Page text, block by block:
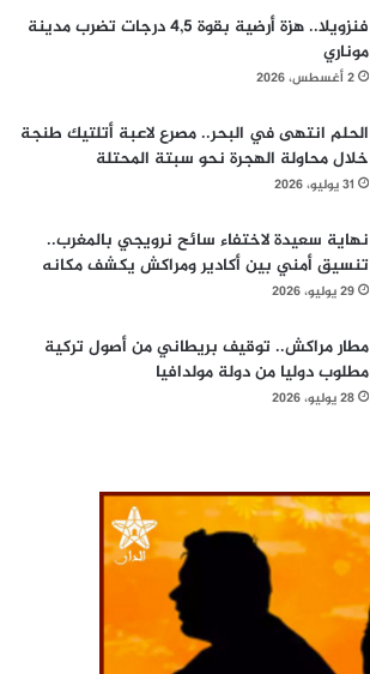
فنزويلا.. هزة أرضية بقوة 4,5 درجات تضرب مدينة
موناري
2 أغسطس، 2026
الحلم انتهى في البحر.. مصرع لاعبة أتلتيك طنجة
خلال محاولة الهجرة نحو سبتة المحتلة
31 يوليو، 2026
نهاية سعيدة لاختفاء سائح نرويجي بالمغرب..
تنسيق أمني بين أكادير ومراكش يكشف مكانه
29 يوليو، 2026
مطار مراكش.. توقيف بريطاني من أصول تركية
مطلوب دوليا من دولة مولدافيا
28 يوليو، 2026